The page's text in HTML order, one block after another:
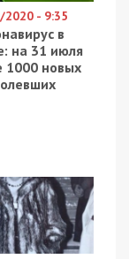
- 9:35
в
на 31 июля
1000 новых